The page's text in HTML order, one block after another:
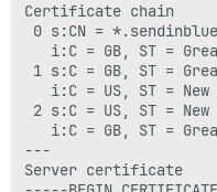
Certificate chain
0 s:CN =
i:C = GB, ST =
1 s:C = GB, ST =
i:C = US, ST = New
2 s:C = US, ST =
i:C = GB, ST =
---
Server certificate